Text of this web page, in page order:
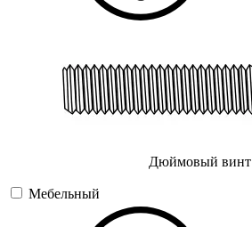
Дюймовый винт
Мебельный